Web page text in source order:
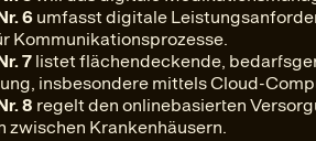
6 umfasst digitale
Kommunikationsprozesse.
7 listet flächendeckende,
insbesondere mittels Cloud-
8 regelt den onlinebasierten
zwischen Krankenhäusern.